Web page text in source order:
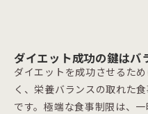
ダイエット成功の鍵はバ
ダイエットを成功させるた
く、栄養バランスの取れた
です。極端な食事制限は、